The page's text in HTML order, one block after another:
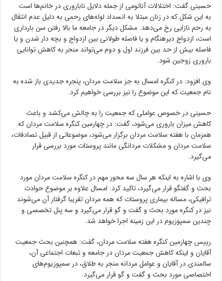
حسینی گفت: اختلالات آناتومی از جمله دلایل ناباروری در خانم‌ها است
به این شکل که در زنان مبتلا به انسداد لوله‌های رحمی به دلیل عدم انتقال
به رحم نازایی رخ می‌دهد. مشکل دیگر در جامعه ما بالا رفتن سن بارداری
است، ازدواج دیرهنگام و یا فاصله طولانی بین ازدواج و بچه دار شدن و یا
فاصله بیش از حد بین فرزند اول و دوم می‌تواند منجر به کاهش توانایی
باروری زوجین شود.
وی افزود: در کنگره امسال به جز سلامت مردان، پنجره جدیدی باز شده به
نام جمعیت که این موضوع را نیز بررسی خواهیم کرد.
حسینی در خصوص عواملی که جمعیت را به چالش می‌کشد و باعث
کاهش میزان باروری می‌شود، گفت: در چهارمین کنگره سلامت مردان که
همزمان با هفته سلامت مردان برگزار می‌شود، موضوعاتی از قبیل تصادفات،
سلامت مردان و مشکلات مردانگی مانند پروستات مورد بررسی قرار
می‌گیرد.
وی با اشاره به اینکه هر سال سه محور مهم در کنگره سلامت مردان مورد
بحث و گفتگو قرار می‌گیرد، تاکید کرد: امسال علاوه بر موضوع حوادث
ترافیکی، مساله بیماری پروستات که همه مردان تقریبا گرفتار آن می‌شوند
نیز در کنگره مورد بحث و گفت و گو قرار می‌گیرد و سه پنل تخصصی و
چندین سمپوزیوم در این زمینه اجرا خواهد شد.
رییس چهارمین کنگره هفته سلامت مردان، گفت: همچنین بحث جمعیت
آقایان و اینکه کاهش جمعیت مردان در جامعه و تبعات اجتماعی آن،
سالمندی در آقایان و عوامل مردانه منجر به طلاق، در سمپوزیوم‌های
اختصاصی مورد بحث و گفت و گو قرار می‌گیرد.